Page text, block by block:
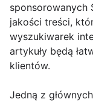
sponsorowanych
jakości treści,
wyszukiwarek
artykuły będą
klientów.
Jedną z